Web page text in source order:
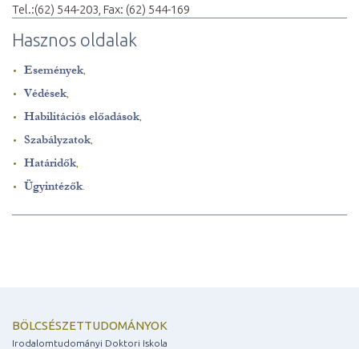
Tel.:(62) 544-203, Fax: (62) 544-169
Hasznos oldalak
Események,
Védések,
Habilitációs előadások,
Szabályzatok,
Határidők,
Ügyintézők.
BÖLCSÉSZETTUDOMÁNYOK
Irodalomtudományi Doktori Iskola